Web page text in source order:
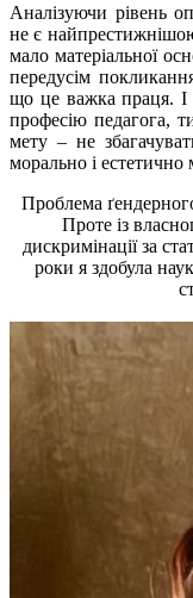
Аналізуючи рівень
не є
мало матеріальної
передусім
що це важка праця.
професію педагога,
мету – не
морально і естетично
Проблема
Проте із
дискримінації за
роки я здобула